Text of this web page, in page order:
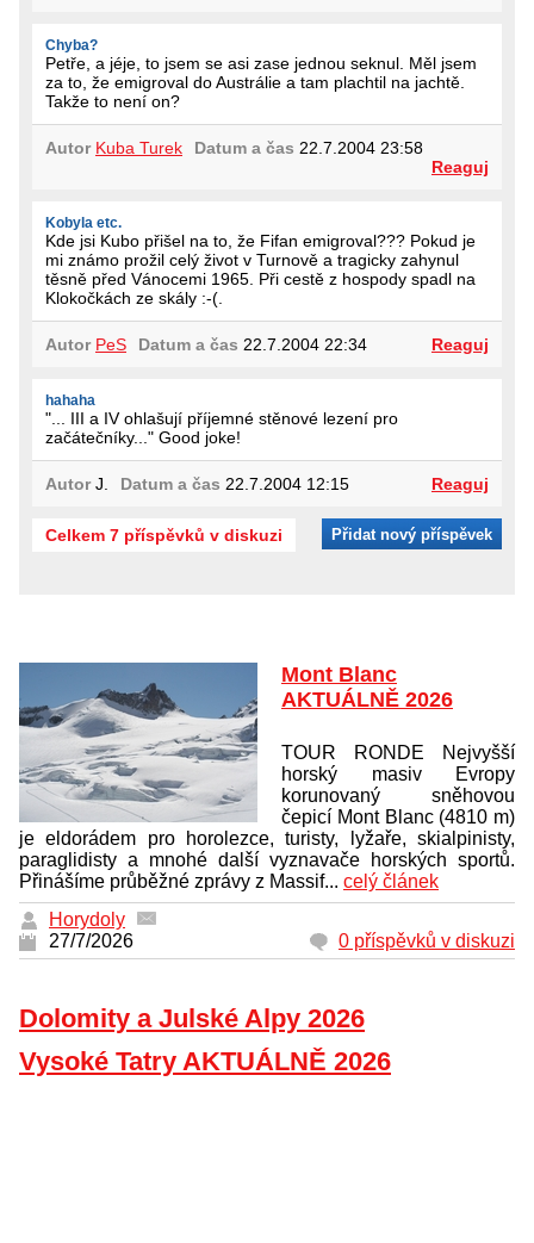
Chyba?
Petře, a jéje, to jsem se asi zase jednou seknul. Měl jsem
za to, že emigroval do Austrálie a tam plachtil na jachtě.
Takže to není on?
Autor Kuba Turek Datum a čas 22.7.2004 23:58
Reaguj
Kobyla etc.
Kde jsi Kubo přišel na to, že Fifan emigroval??? Pokud je
mi známo prožil celý život v Turnově a tragicky zahynul
těsně před Vánocemi 1965. Při cestě z hospody spadl na
Klokočkách ze skály :-(.
Autor PeS Datum a čas 22.7.2004 22:34 Reaguj
hahaha
"... III a IV ohlašují příjemné stěnové lezení pro
začátečníky..." Good joke!
AutorJ. Datum a čas 22.7.2004 12:15 Reaguj
Celkem 7 příspěvků v diskuzi Přidat nový příspěvek
Mont Blanc
AKTUÁLNĚ 2026
TOUR RONDE Nejvyšší
horský masiv Evropy
korunovaný sněhovou
čepicí Mont Blanc (4810 m)
je eldorádem pro horolezce, turisty, lyžaře, skialpinisty,
paraglidisty a mnohé další vyznavače horských sportů.
Přinášíme průběžné zprávy z Massif... celý článek
Horydoly
27/7/2026
0 příspěvků v diskuzi
Dolomity a Julské Alpy 2026
Vysoké Tatry AKTUÁLNĚ 2026